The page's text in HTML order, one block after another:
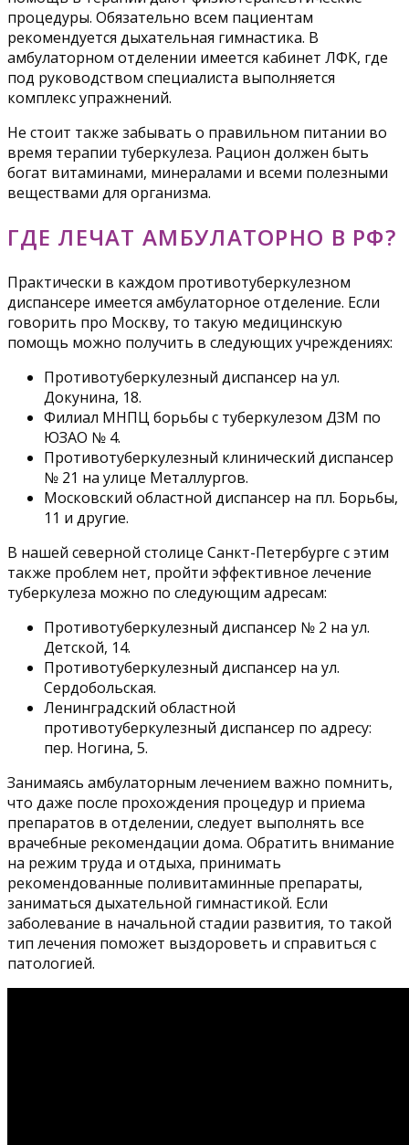
процедуры. Обязательно всем пациентам
рекомендуется дыхательная гимнастика. В
амбулаторном отделении имеется кабинет ЛФК, где
под руководством специалиста выполняется
комплекс упражнений.
Не стоит также забывать о правильном питании во
время терапии туберкулеза. Рацион должен быть
богат витаминами, минералами и всеми полезными
веществами для организма.
ГДЕ ЛЕЧАТ АМБУЛАТОРНО В РФ?
Практически в каждом противотуберкулезном
диспансере имеется амбулаторное отделение. Если
говорить про Москву, то такую медицинскую
помощь можно получить в следующих учреждениях:
Противотуберкулезный диспансер на ул.
Докунина, 18.
Филиал МНПЦ борьбы с туберкулезом ДЗМ по
ЮЗАО № 4.
Противотуберкулезный клинический диспансер
№ 21 на улице Металлургов.
Московский областной диспансер на пл. Борьбы,
11 и другие.
В нашей северной столице Санкт-Петербурге с этим
также проблем нет, пройти эффективное лечение
туберкулеза можно по следующим адресам:
Противотуберкулезный диспансер № 2 на ул.
Детской, 14.
Противотуберкулезный диспансер на ул.
Сердобольская.
Ленинградский областной
противотуберкулезный диспансер по адресу:
пер. Ногина, 5.
Занимаясь амбулаторным лечением важно помнить,
что даже после прохождения процедур и приема
препаратов в отделении, следует выполнять все
врачебные рекомендации дома. Обратить внимание
на режим труда и отдыха, принимать
рекомендованные поливитаминные препараты,
заниматься дыхательной гимнастикой. Если
заболевание в начальной стадии развития, то такой
тип лечения поможет выздороветь и справиться с
патологией.